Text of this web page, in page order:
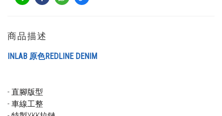
商品描述
INLAB 原色REDLINE DENIM
- 直腳版型
- 車線工整